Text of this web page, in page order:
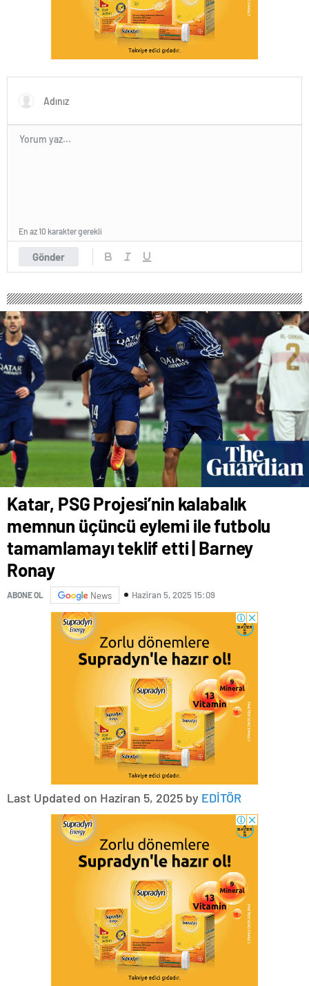
Gönder
En az 10 karakter gerekli
Katar, PSG Projesi’nin kalabalık
memnun üçüncü eylemi ile futbolu
tamamlamayı teklif etti | Barney
Ronay
ABONE OL News Haziran 5, 2025 15:09
Last Updated on Haziran 5, 2025 by EDİTÖR